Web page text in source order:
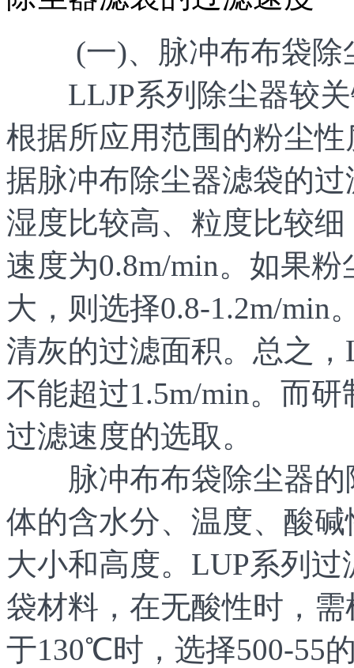
(一)、脉冲布布袋除
LLJP系列除尘器较关
根据所应用范围的粉尘
据脉冲布除尘器滤袋的
湿度比较高、粒度比较
速度为0.8m/min。如果
大，则选择0.8-1.2m/min
清灰的过滤面积。总之
不能超过1.5m/min。而
过滤速度的选取。
脉冲布布袋除尘器的
体的含水分、温度、酸
大小和高度。LUP系列过
袋材料，在无酸性时，
于130℃时，选择500-55